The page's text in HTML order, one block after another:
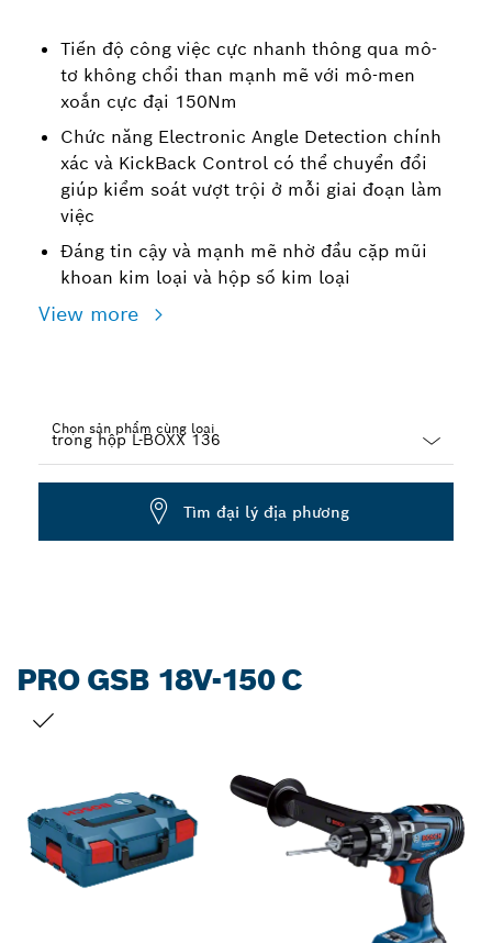
Tiến độ công việc cực nhanh thông qua mô-
tơ không chổi than mạnh mẽ với mô-men
xoắn cực đại 150Nm
Chức năng Electronic Angle Detection chính
xác và KickBack Control có thể chuyển đổi
giúp kiểm soát vượt trội ở mỗi giai đoạn làm
việc
Đáng tin cậy và mạnh mẽ nhờ đầu cặp mũi
khoan kim loại và hộp số kim loại
View more
Chọn sản phẩm cùng loại
Tìm đại lý địa phương
PRO GSB 18V-150 C